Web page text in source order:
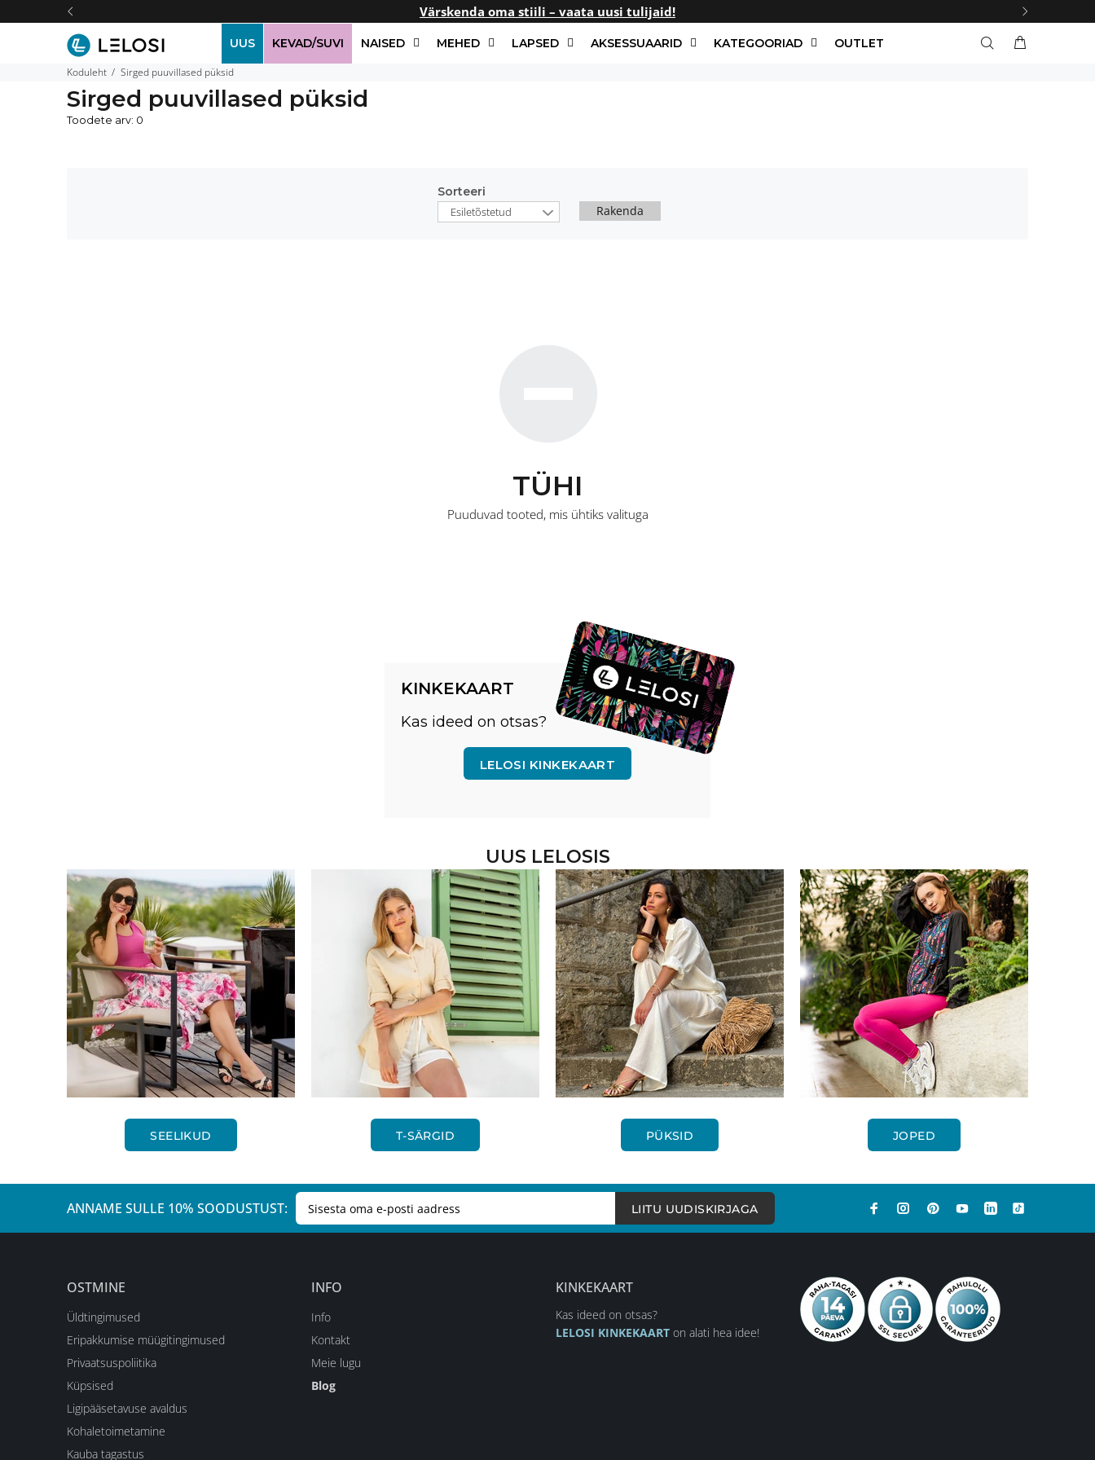
Värskenda oma stiili – vaata uusi tulijaid!
UUS KEVAD/SUVI NAISED MEHED LAPSED AKSESSUAARID KATEGOORIAD OUTLET
Koduleht Sirged puuvillased püksid
Sirged puuvillased püksid
Toodete arv: 0
Sorteeri
Esiletõstetud
Rakenda
TÜHI
Puuduvad tooted, mis ühtiks valituga
KINKEKAART
Kas ideed on otsas?
LELOSI KINKEKAART
UUS LELOSIS
SEELIKUD T-SÄRGID PÜKSID JOPED
ANNAME SULLE 10% SOODUSTUST: LIITU UUDISKIRJAGA
OSTMINE
Üldtingimused
Eripakkumise müügitingimused
Privaatsuspoliitika
Küpsised
Ligipääsetavuse avaldus
Kohaletoimetamine
Kauba tagastus
INFO
Info
Kontakt
Meie lugu
Blog
KINKEKAART
Kas ideed on otsas?
LELOSI KINKEKAART on alati hea idee!
TELLIMUST-10% SOODSAMALT
REGISTREERI
Aga oota, see pole veel kõik…